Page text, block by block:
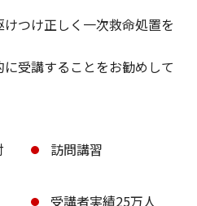
つけ正しく一次救命処置を
受講することをお勧めして
訪問講習
受講者実績25万人